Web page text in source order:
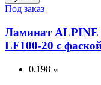
Под заказ
Ламинат ALPINE
LF100-20 с
0.198 м